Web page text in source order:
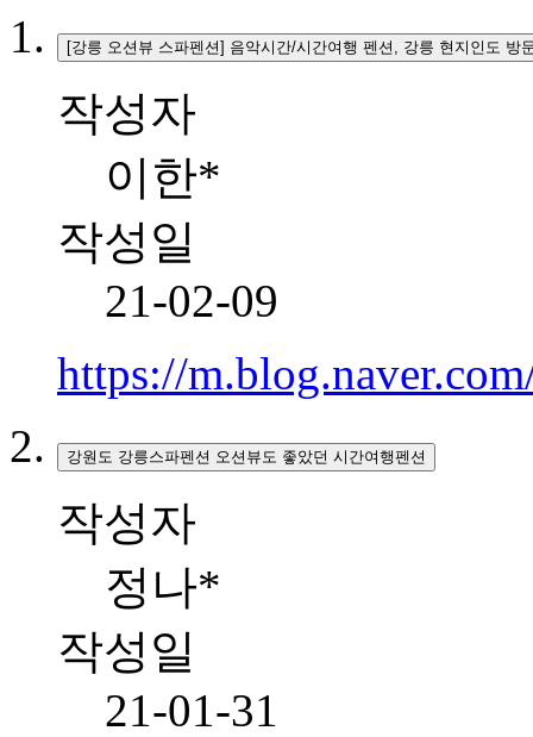
[강릉 오션뷰 스파펜션] 음악시간/시간여행 펜션, 강릉 현지인도
작성자
이한*
작성일
21-02-09
https://
강원도 강릉스파펜션 오션뷰도 좋았던 시간여행펜션
작성자
정나*
작성일
21-01-31